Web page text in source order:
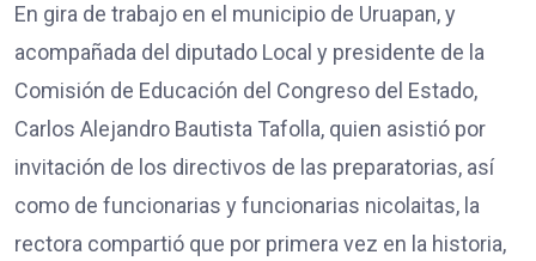
En gira de trabajo en el municipio de Uruapan, y
acompañada del diputado Local y presidente de la
Comisión de Educación del Congreso del Estado,
Carlos Alejandro Bautista Tafolla, quien asistió por
invitación de los directivos de las preparatorias, así
como de funcionarias y funcionarias nicolaitas, la
rectora compartió que por primera vez en la historia,